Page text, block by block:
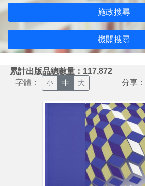
施政搜尋
機關搜尋
累計出版品總數量：117,872
字體： 小 中 大 分享：